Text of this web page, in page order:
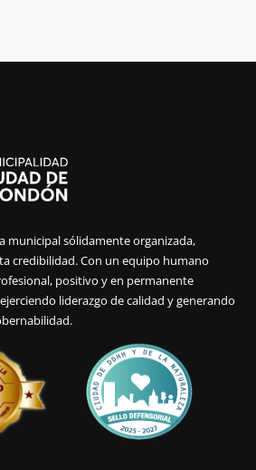
municipal sólidamente organizada,
credibilidad. Con un equipo humano
positivo y en permanente
liderazgo de calidad y generando